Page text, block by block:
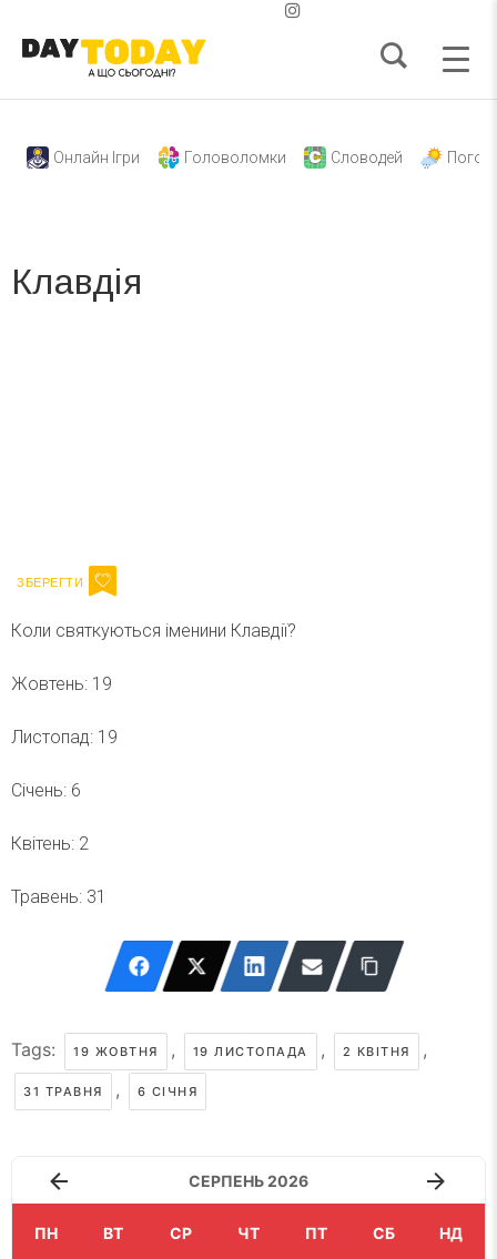
Онлайн Ігри Головоломки Словодей
Клавдія
Коли святкуються іменини Клавдії?
Жовтень: 19
Листопад: 19
Січень: 6
Квітень: 2
Травень: 31
Tags: 19 ЖОВТНЯ , 19 ЛИСТОПАДА , 2 КВІТНЯ ,
31 ТРАВНЯ , 6 СІЧНЯ
СЕРПЕНЬ 2026
ПН ВТ СР ЧТ ПТ СБ НД